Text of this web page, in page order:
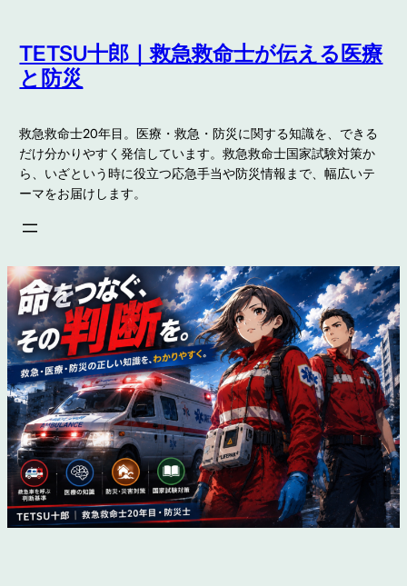
容
を
ス
ッ
プ
TETSU十郎｜救急救命士が伝える医療
と防災
救急救命士20年目。医療・救急・防災に関する知識を、できる
だけ分かりやすく発信しています。救急救命士国家試験対策か
ら、いざという時に役立つ応急手当や防災情報まで、幅広いテ
ーマをお届けします。